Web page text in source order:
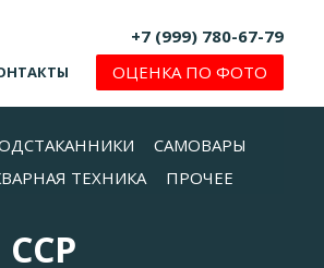
+7 (999) 780-67-79
ОЦЕНКА ПО ФОТО
САМОВАРЫ
ТЕХНИКА ПРОЧЕЕ